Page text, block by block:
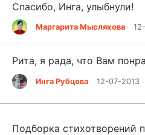
Спасибо, Инга, улыбнули!
Маргарита Мыслякова
Рита, я рада, что Вам
Инга Рубцова 12-07-2013
Подборка стихотворений